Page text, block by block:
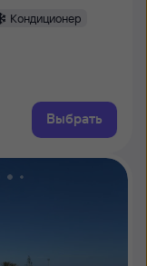
Кондиционер
Выбрать